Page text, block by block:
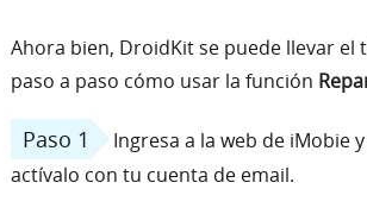
Ahora bien, DroidKit se puede llevar
paso a paso cómo usar la función
Paso 1
Ingresa a la web de iMobie
actívalo con tu cuenta de email.